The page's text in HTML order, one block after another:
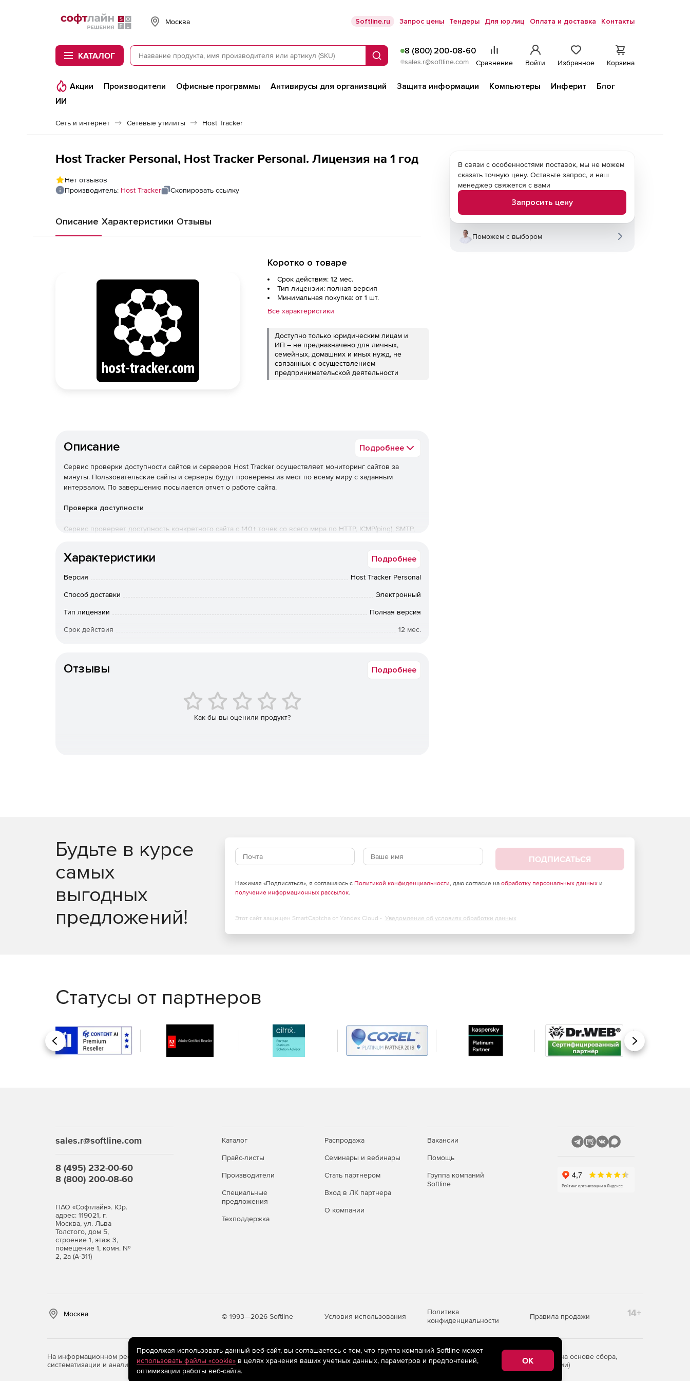
Softline
Москва Softline.ru Запрос цены Тендеры Для юр.лиц Оплата и доставка Контакты
КАТАЛОГ Поиск
8 (800) 200-08-60
sales.r@softline.com Сравнение Войти Избранное Корзина
Акции Производители Офисные программы Антивирусы для организаций Защита информации Компьютеры Инферит
Блог
ИИ
Сеть и интернет Сетевые утилиты Host Tracker
Host Tracker Personal, Host Tracker Personal. Лицензия на 1 год
Нет отзывов
Производитель: Host Tracker Скопировать ссылку
Описание Характеристики Отзывы
Коротко о товаре
Срок действия: 12 мес.
Тип лицензии: полная версия
Минимальная покупка: от 1 шт.
Все характеристики
Доступно только юридическим лицам и
ИП – не предназначено для личных,
семейных, домашних и иных нужд, не
связанных с осуществлением
предпринимательской деятельности
Описание Подробнее
Сервис проверки доступности сайтов и серверов Host Tracker осуществляет мониторинг сайтов за
минуты. Пользовательские сайты и серверы будут проверены из мест по всему миру с заданным
интервалом. По завершению посылается отчет о работе сайта.
Проверка доступности
Сервис проверяет доступность конкретного сайта с 140+ точек со всего мира по HTTP, ICMP(ping), SMTP,
Черные списки
Проверка своего домена на присутствие в известных черных списках с помощью DNSBL-функции.
Приостановка кампании Google Ads, если с сайтом что-то не так, автоматическое возобновление.
Мониторинг истечения срока действия домена и сертификата.
Характеристики Подробнее
Версия Host Tracker Personal
Способ доставки Электронный
Тип лицензии Полная версия
Срок действия 12 мес.
Отзывы Подробнее
Как бы вы оценили продукт?
В связи с особенностями поставок, мы не можем
сказать точную цену. Оставьте запрос, и наш
менеджер свяжется с вами
Запросить цену
Поможем с выбором
Будьте в курсе
самых
выгодных
предложений!
ПОДПИСАТЬСЯ
Нажимая «Подписаться», я соглашаюсь с Политикой конфиденциальности, даю согласие на обработку персональных данныхи
получение информационных рассылок.
Этот сайт защищен SmartCaptcha от Yandex Cloud - Уведомление об условиях обработки данных
Статусы от партнеров
Назад Вперед
sales.r@softline.com
8 (495) 232-00-60
8 (800) 200-08-60
ПАО «Софтлайн». Юр.
адрес: 119021, г.
Москва, ул. Льва
Толстого, дом 5,
строение 1, этаж 3,
помещение 1, комн. №
2, 2а (А-311)
Каталог
Прайс-листы
Производители
Специальные
предложения
Техподдержка
Распродажа
Семинары и вебинары
Стать партнером
Вход в ЛК партнера
О компании
Вакансии
Помощь
Группа компаний
Softline
Москва © 1993—2026 Softline Условия использования
Политика
конфиденциальности
Правила продажи 14+
На информационном ресурсе store.softline.ru применяются рекомендательные технологии
(информационные технологии предоставления информации на основе сбора,
систематизации и анализа сведений, относящихся к предпочтениям пользователей сети «Интернет», находящихся на территории Российской Федерации)
Продолжая использовать данный веб-сайт, вы соглашаетесь с тем, что группа компаний Softline может
использовать файлы «cookie»в целях хранения ваших учетных данных, параметров и предпочтений,
оптимизации работы веб-сайта.
OK